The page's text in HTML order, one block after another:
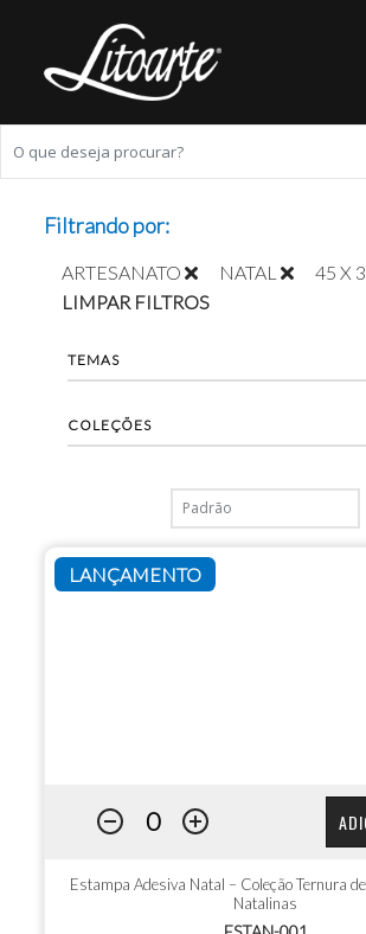
LANÇAMENTO
Estampa Adesiva Natal – Coleção Ternura
Natalinas
Filtrando por:
ARTESANATO NATAL
45 X
LIMPAR FILTROS
TEMAS
COLEÇÕES